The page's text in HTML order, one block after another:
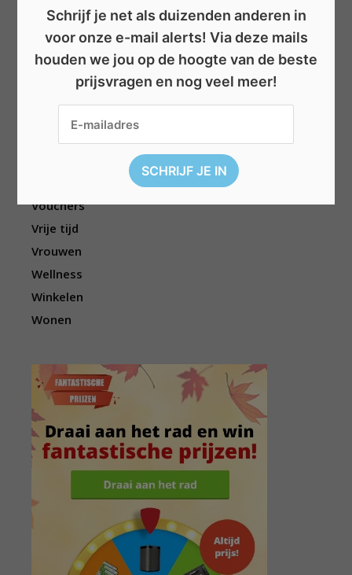
Kleding
Mannen
Overige
Vouchers
Vrije tijd
Vrouwen
Wellness
Winkelen
Wonen
Schrijf je net als duizenden anderen in
voor onze e-mail alerts! Via deze mails
houden we jou op de hoogte van de beste
prijsvragen en nog veel meer!